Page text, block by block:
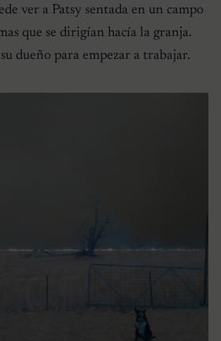
ver a Patsy sentada en un campo
que se dirigían hacía la granja.
dueño para empezar a trabajar.